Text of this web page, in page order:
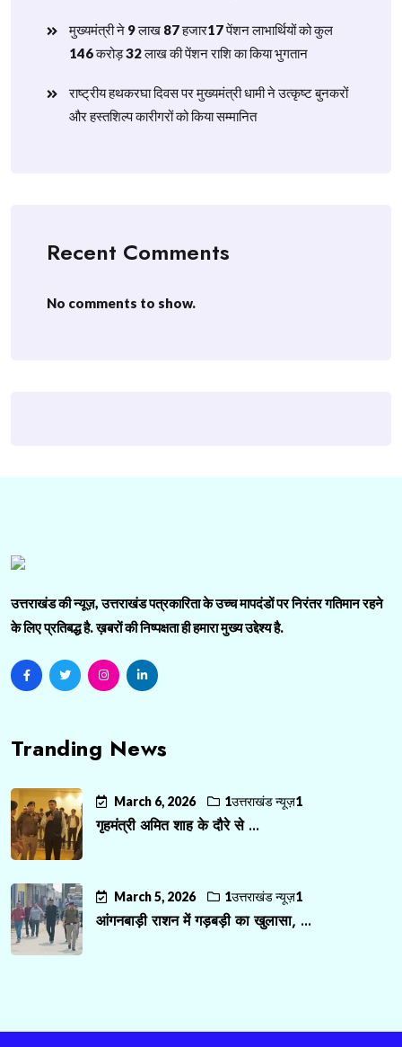
मुख्यमंत्री ने 9 लाख 87 हजार17 पेंशन लाभार्थियों को कुल
146 करोड़ 32 लाख की पेंशन राशि का किया भुगतान
राष्ट्रीय हथकरघा दिवस पर मुख्यमंत्री धामी ने उत्कृष्ट बुनकरों
और हस्तशिल्प कारीगरों को किया सम्मानित
Recent Comments
No comments to show.
उत्तराखंड की न्यूज़, उत्तराखंड पत्रकारिता के उच्च मापदंडों पर निरंतर गतिमान रहने
के लिए प्रतिबद्ध है. ख़बरों की निष्पक्षता ही हमारा मुख्य उद्देश्य है.
Tranding News
March 6, 2026 1उत्तराखंड न्यूज़1
गृहमंत्री अमित शाह के दौरे से ...
March 5, 2026 1उत्तराखंड न्यूज़1
आंगनबाड़ी राशन में गड़बड़ी का खुलासा, ...